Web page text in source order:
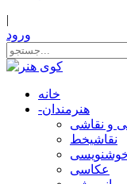
|
ورود
خانه
-هنرمندان
و نقاشی
نقاشیخط
عکاسی